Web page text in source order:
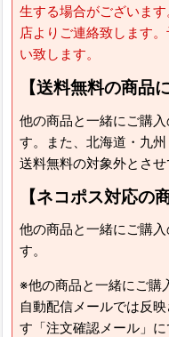
生する場合がございま
店よりご連絡致します
い致します。
【送料無料の商品
他の商品と一緒にご購
す。また、北海道・九州
送料無料の対象外とさせ
【ネコポス対応の
他の商品と一緒にご購
す。
※他の商品と一緒にご購
自動配信メールでは反
す「注文確認メール」に